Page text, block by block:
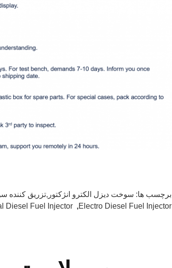
برچسب ها: سوخت دیزل الکترو انژکتور,تزریق
Electro Diesel Fuel Injector
,
Diesel Fuel Injector